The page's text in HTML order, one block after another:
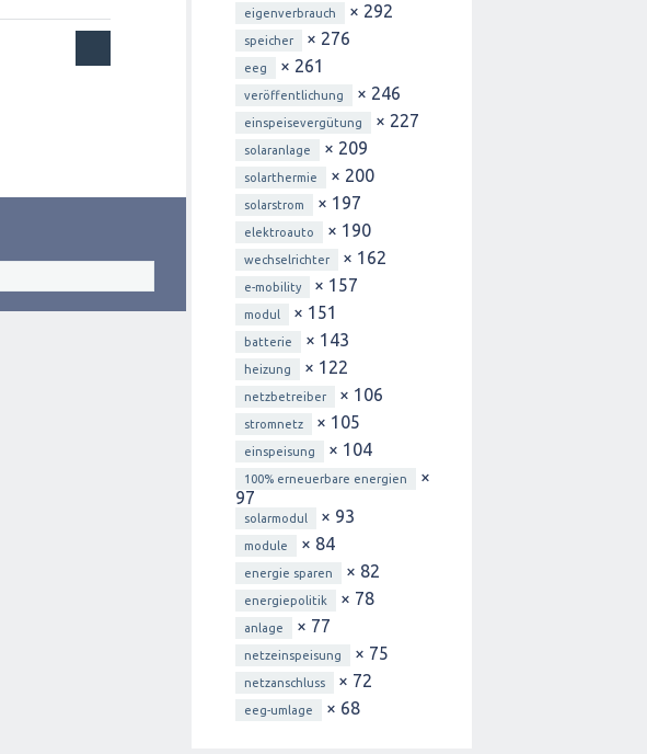
eigenverbrauch × 292
speicher × 276
eeg × 261
veröffentlichung × 246
einspeisevergütung × 227
solaranlage × 209
solarthermie × 200
solarstrom × 197
elektroauto × 190
wechselrichter × 162
e-mobility × 157
modul × 151
batterie × 143
heizung × 122
netzbetreiber × 106
stromnetz × 105
einspeisung × 104
100% erneuerbare energien
×
97
solarmodul × 93
module × 84
energie sparen × 82
energiepolitik × 78
anlage × 77
netzeinspeisung × 75
netzanschluss × 72
eeg-umlage × 68